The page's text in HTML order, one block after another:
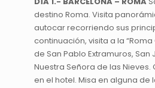
destino Roma. Visita
autocar recorriendo sus
continuación, visita a la “Roma
de San Pablo Extramuros, San
Nuestra Señora de las
en el hotel. Misa en alguna de